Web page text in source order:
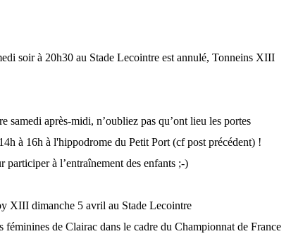
soir à 20h30 au Stade Lecointre est annulé, Tonneins XIII
samedi après-midi, n’oubliez pas qu’ont lieu les portes
à 16h à l'hippodrome du Petit Port (cf post précédent) !
participer à l’entraînement des enfants ;-)
XIII dimanche 5 avril au Stade Lecointre
féminines de Clairac dans le cadre du Championnat de France